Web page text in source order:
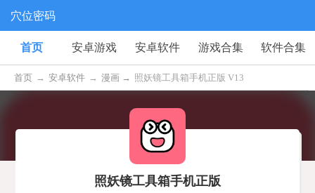
穴位密码
首页 安卓游戏 安卓软件 游戏合集 软件合集
首页 → 安卓软件 → 漫画 → 照妖镜工具箱手机正版 V13
照妖镜工具箱手机正版